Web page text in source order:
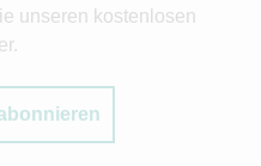
unseren kostenlosen